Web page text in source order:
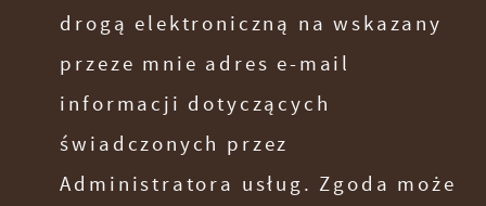
drogą elektroniczną na wskazany
przeze mnie adres e-mail
informacji dotyczących
świadczonych przez
Administratora usług. Zgoda może